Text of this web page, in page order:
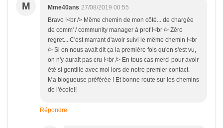
M Mme40ans 27/08/2019 00:55
Bravo !<br /> Même chemin de mon côté... de chargée
de comm' / community manager à prof !<br /> Zéro
regret... C'est marrant d'avoir suivi le même chemin !<br
/> Si on nous avait dit ça la première fois qu'on s'est vu,
on n'y aurait pas cru !<br /> En tous cas merci pour avoir
été si gentille avec moi lors de notre premier contact.
Ma blogueuse préférée ! Et bonne route sur les chemins
de l'école!!
Répondre